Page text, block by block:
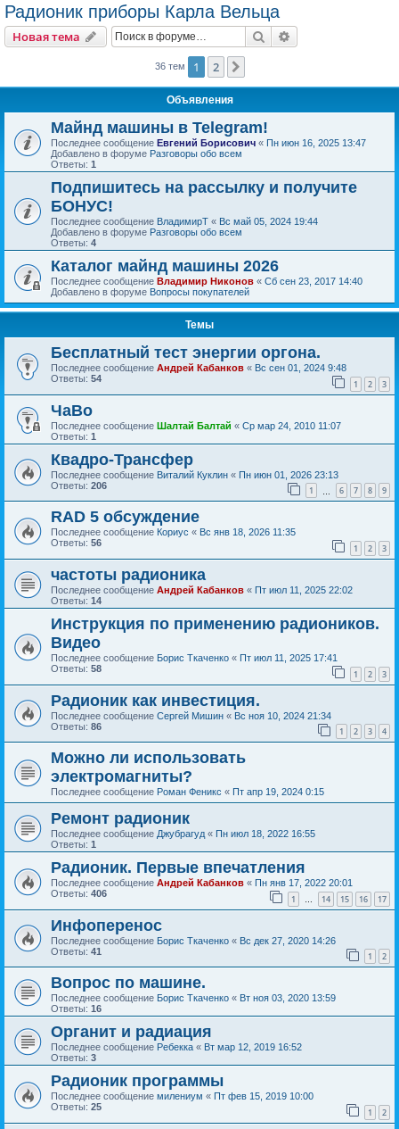
Радионик приборы Карла Вельца
Новая тема Поиск
36 тем 1 2
Объявления
Майнд машины в Telegram!
Последнее сообщение Евгений Борисович « Пн июн 16, 2025 13:47
Добавлено в форуме Разговоры обо всем
Ответы: 1
Подпишитесь на рассылку и получите
БОНУС!
Последнее сообщение ВладимирТ « Вс май 05, 2024 19:44
Добавлено в форуме Разговоры обо всем
Ответы: 4
Каталог майнд машины 2026
Последнее сообщение Владимир Никонов « Сб сен 23, 2017 14:40
Добавлено в форуме Вопросы покупателей
Темы
Бесплатный тест энергии оргона.
Последнее сообщение Андрей Кабанков « Вс сен 01, 2024 9:48
Ответы: 54 1 2 3
ЧаВо
Последнее сообщение Шалтай Балтай « Ср мар 24, 2010 11:07
Ответы: 1
Квадро-Трансфер
Последнее сообщение Виталий Куклин « Пн июн 01, 2026 23:13
Ответы: 206 1 6 7 8 9
RAD 5 обсуждение
Последнее сообщение Кориус « Вс янв 18, 2026 11:35
Ответы: 56 1 2 3
частоты радионика
Последнее сообщение Андрей Кабанков « Пт июл 11, 2025 22:02
Ответы: 14
Инструкция по применению радиоников.
Видео
Последнее сообщение Борис Ткаченко « Пт июл 11, 2025 17:41
Ответы: 58 1 2 3
Радионик как инвестиция.
Последнее сообщение Сергей Мишин « Вс ноя 10, 2024 21:34
Ответы: 86 1 2 3 4
Можно ли использовать
электромагниты?
Последнее сообщение Роман Феникс « Пт апр 19, 2024 0:15
Ремонт радионик
Последнее сообщение Джубрагуд « Пн июл 18, 2022 16:55
Ответы: 1
Радионик. Первые впечатления
Последнее сообщение Андрей Кабанков « Пн янв 17, 2022 20:01
Ответы: 406 1 … 14 15 16 17
Инфоперенос
Последнее сообщение Борис Ткаченко « Вс дек 27, 2020 14:26
Ответы: 41 1 2
Вопрос по машине.
Последнее сообщение Борис Ткаченко « Вт ноя 03, 2020 13:59
Ответы: 16
Органит и радиация
Последнее сообщение Ребекка « Вт мар 12, 2019 16:52
Ответы: 3
Радионик программы
Последнее сообщение милениум « Пт фев 15, 2019 10:00
Ответы: 25 1 2